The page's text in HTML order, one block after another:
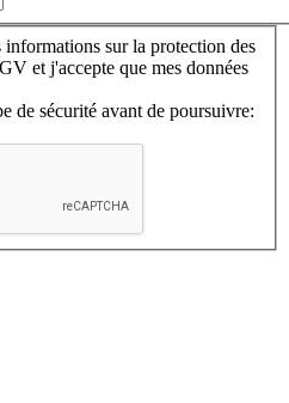
informations sur la protection des
et j'accepte que mes données
de sécurité avant de poursuivre: